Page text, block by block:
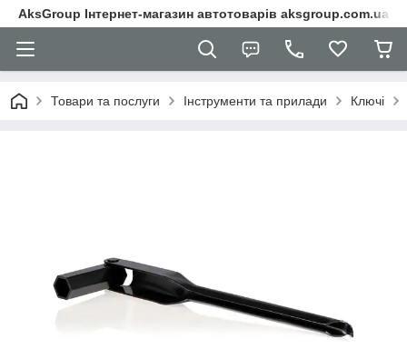
AksGroup Інтернет-магазин автотоварів aksgroup.com.ua
Товари та послуги Інструменти та прилади Ключі